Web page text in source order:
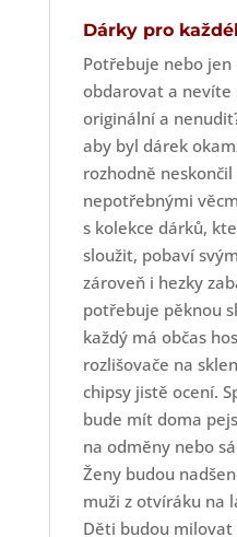
Dárky pro
Potřebuje nebo
obdarovat a nevíte
originální a
aby byl dárek
rozhodně
nepotřebnými
s kolekce dárků,
sloužit, pobaví
zároveň i hezky
potřebuje pěknou
každý má občas
rozlišovače na
chipsy jistě ocení.
bude mít doma
na odměny nebo
Ženy budou
muži z otvíráku na
Děti budou